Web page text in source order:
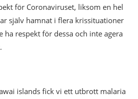
för Coronaviruset, liksom en hel
själv hamnat i flera krissituationer
ha respekt för dessa och inte agera
islands fick vi ett utbrott malaria